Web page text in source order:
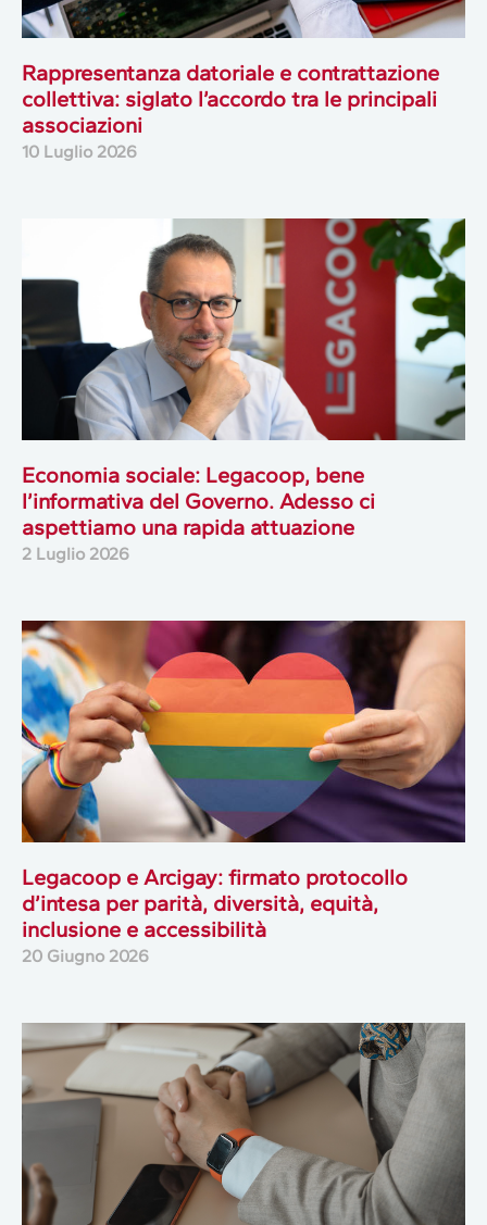
Rappresentanza datoriale e contrattazione
collettiva: siglato l’accordo tra le principali
associazioni
10 Luglio 2026
Economia sociale: Legacoop, bene
l’informativa del Governo. Adesso ci
aspettiamo una rapida attuazione
2 Luglio 2026
Legacoop e Arcigay: firmato protocollo
d’intesa per parità, diversità, equità,
inclusione e accessibilità
20 Giugno 2026